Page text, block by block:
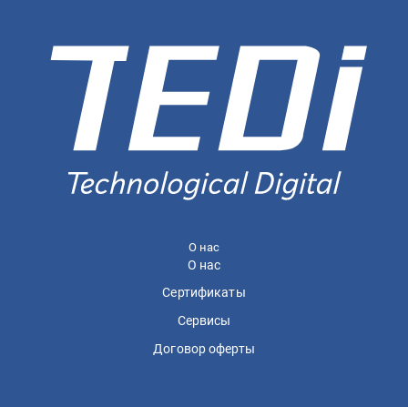
О нас
О нас
Сертификаты
Сервисы
Договор оферты